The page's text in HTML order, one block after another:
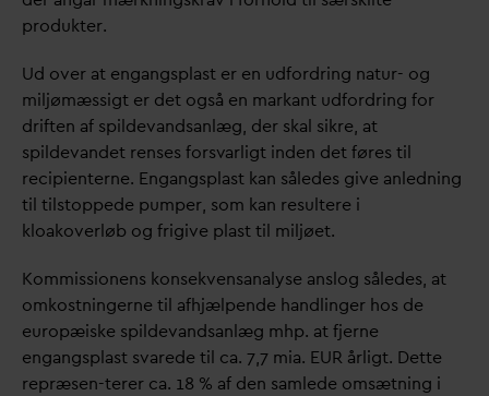
produkter.
Ud over at engangsplast er en udfordring natur- og
miljømæssigt er det også en markant udfordring for
driften af spildevandsanlæg, der skal sikre, at
spildevandet renses forsvarligt inden det føres til
recipienterne. Engangsplast kan således give anledning
til tilstoppede pumper, som kan resultere i
kloakoverløb og frigive plast til miljøet.
Kommissionens konsekvensanalyse anslog således, at
omkostningerne til afhjælpende handlinger hos de
europæiske spildevandsanlæg mhp. at fjerne
engangsplast svarede til ca. 7,7 mia. EUR årligt. Dette
repræsen-terer ca. 18 % af den samlede omsætning i